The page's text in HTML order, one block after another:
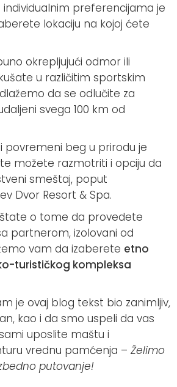
individualnim preferencijama je
lokaciju na kojoj ćete
okrepljujući odmor ili
u različitim sportskim
da se odlučite za
svega 100 km od
povremeni beg u prirodu je
možete razmotriti i opciju da
smeštaj, poput
Dvor Resort & Spa.
o tome da provedete
partnerom, izolovani od
vam da izaberete etno
turističkog kompleksa
je ovaj blog tekst bio zanimljiv,
kao i da smo uspeli da vas
uposlite maštu i
vrednu pamćenja – Želimo
putovanje!